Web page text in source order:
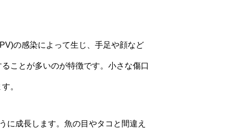
の感染によって生じ、手足や顔など
ことが多いのが特徴です。小さな傷口
。
に成長します。魚の目やタコと間違え